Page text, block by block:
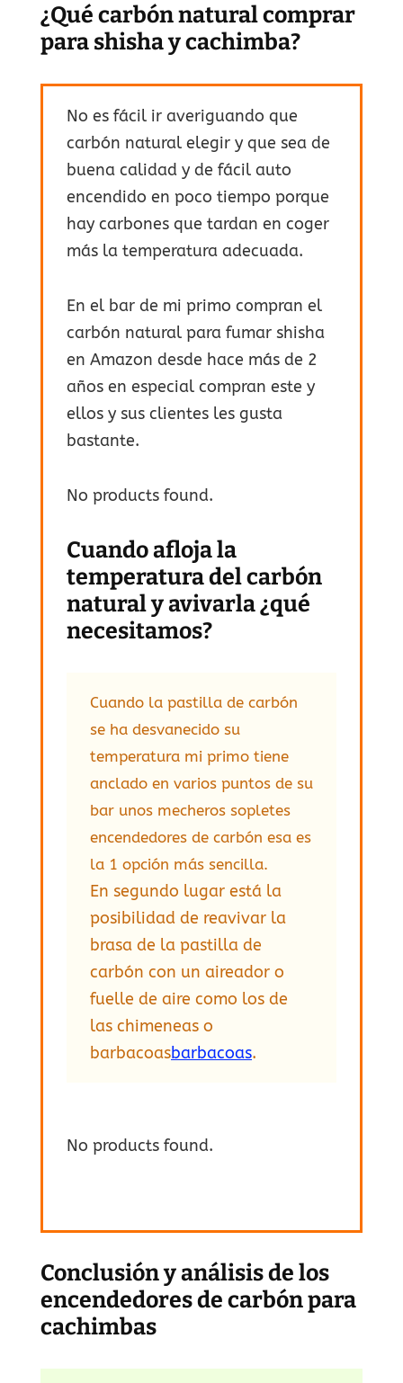
¿Qué carbón natural comprar
para shisha y cachimba?
No es fácil ir averiguando que
carbón natural elegir y que sea de
buena calidad y de fácil auto
encendido en poco tiempo porque
hay carbones que tardan en coger
más la temperatura adecuada.
En el bar de mi primo compran el
carbón natural para fumar shisha
en Amazon desde hace más de 2
años en especial compran este y
ellos y sus clientes les gusta
bastante.
No products found.
Cuando afloja la
temperatura del carbón
natural y avivarla ¿qué
necesitamos?
Cuando la pastilla de carbón
se ha desvanecido su
temperatura mi primo tiene
anclado en varios puntos de su
bar unos mecheros sopletes
encendedores de carbón esa es
la 1 opción más sencilla.
En segundo lugar está la
posibilidad de reavivar la
brasa de la pastilla de
carbón con un aireador o
fuelle de aire como los de
las chimeneas o
barbacoasbarbacoas.
No products found.
Conclusión y análisis de los
encendedores de carbón para
cachimbas